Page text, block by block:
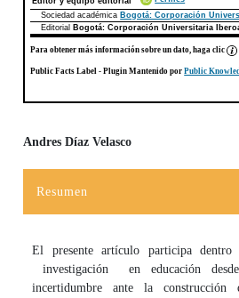
Sociedad académica Bogotá: Corporación
Editorial
Bogotá: Corporación Universitaria
Para obtener más información sobre un dato, haga clic
Public Facts Label - Plugin Mantenido porPublic
Contenido principal del
Andres Díaz Velasco
Resumen
El presente artículo participa
investigación en educación
incertidumbre ante la